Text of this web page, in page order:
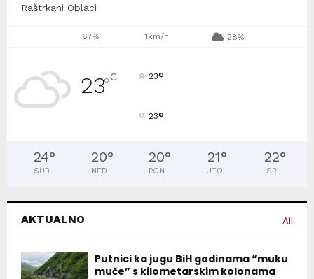
Raštrkani Oblaci
67% 1km/h 28%
23°C 23°
23°
24°
SUB
20°
NED
20°
PON
21°
UTO
22°
SRI
AKTUALNO All
Putnici ka jugu BiH godinama “muku
muče” s kilometarskim kolonama